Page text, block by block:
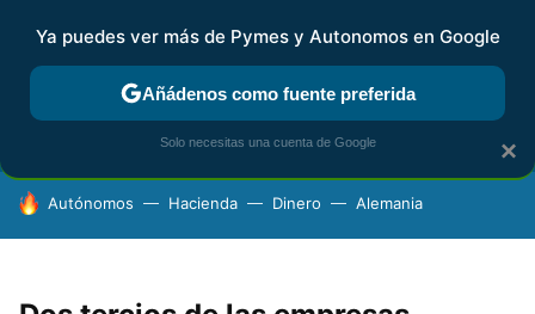
FISCALIDAD Y CONTABILIDAD KIT DIGITAL RENTA
HOY SE HABLA DE
Autónomos Hacienda Dinero Alemania
×
Ya puedes ver más de Pymes y Autonomos en Google
Añádenos como fuente preferida
Solo necesitas una cuenta de Google